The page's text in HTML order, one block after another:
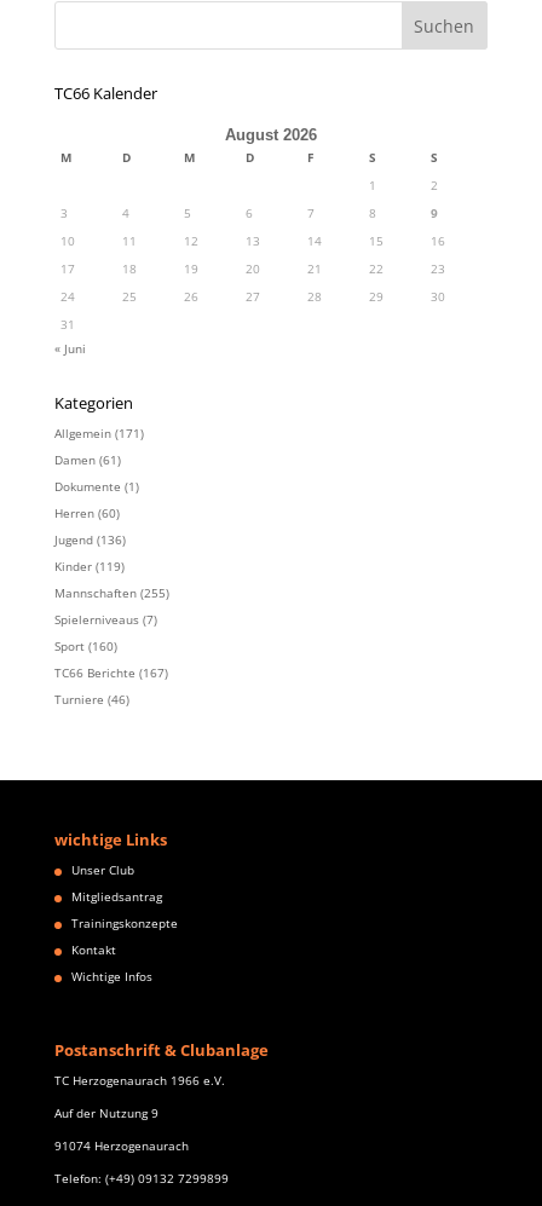
TC66 Kalender
August 2026
M D M D F S
S
1
2
3
4 5 6 7 8
9
10
11 12 13 14 15
16
17
18 19 20 21 22
23
24
25 26 27 28 29
30
31
« Juni
Kategorien
Allgemein(171)
Damen(61)
Dokumente (1)
Herren(60)
Jugend(136)
Kinder(119)
Mannschaften(255)
Spielerniveaus(7)
Sport(160)
TC66 Berichte (167)
Turniere (46)
wichtige Links
Unser Club
Mitgliedsantrag
Trainingskonzepte
Kontakt
Wichtige Infos
Postanschrift & Clubanlage
TC Herzogenaurach 1966 e.V.
Auf der Nutzung 9
91074 Herzogenaurach
Telefon: (+49) 09132 7299899